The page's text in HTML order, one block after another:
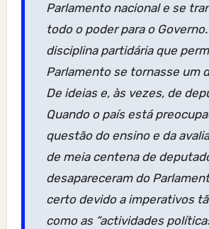
Parlamento nacional e se
todo o poder para o
disciplina partidária que
Parlamento se tornasse um
De ideias e, às vezes, de
Quando o país está
questão do ensino e da
de meia centena de
desapareceram do
certo devido a imperativos
como as “actividades